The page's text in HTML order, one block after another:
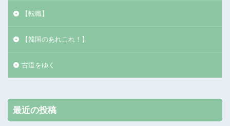
【転職】
【韓国のあれこれ！】
古道をゆく
最近の投稿